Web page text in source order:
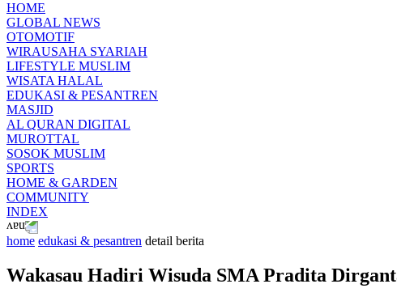
HOME
GLOBAL NEWS
OTOMOTIF
WIRAUSAHA SYARIAH
LIFESTYLE MUSLIM
WISATA HALAL
EDUKASI & PESANTREN
MASJID
AL QURAN DIGITAL
MUROTTAL
SOSOK MUSLIM
SPORTS
HOME & GARDEN
COMMUNITY
INDEX
home edukasi & pesantren detail berita
Wakasau Hadiri Wisuda SMA Pradita